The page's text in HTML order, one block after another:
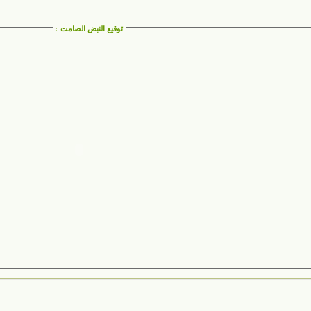
توقيع النبض الصامت :